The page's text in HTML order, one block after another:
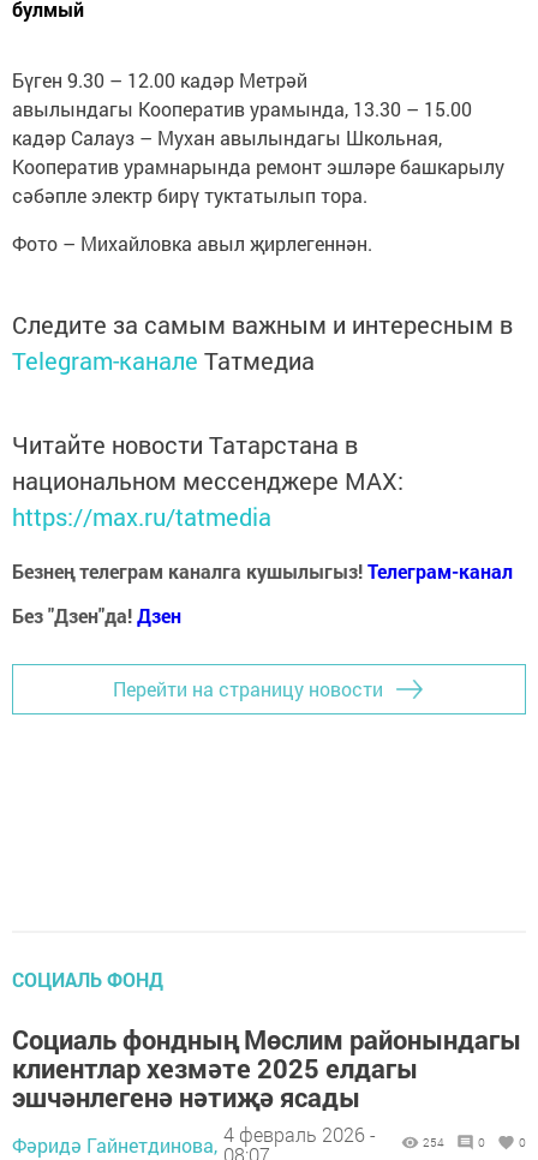
булмый
Бүген 9.30 – 12.00 кадәр Метрәй
авылындагы Кооператив урамында, 13.30 – 15.00
кадәр Салауз – Мухан авылындагы Школьная,
Кооператив урамнарында ремонт эшләре башкарылу
сәбәпле электр бирү туктатылып тора.
Фото – Михайловка авыл җирлегеннән.
Следите за самым важным и интересным в
Telegram-канале Татмедиа
Читайте новости Татарстана в
национальном мессенджере MАХ:
https://max.ru/tatmedia
Безнең телеграм каналга кушылыгыз!Телеграм-канал
Без "Дзен"да!Дзен
Перейти на страницу новости
СОЦИАЛЬ ФОНД
Социаль фондның Мөслим районындагы
клиентлар хезмәте 2025 елдагы
эшчәнлегенә нәтиҗә ясады
Фәридә Гайнетдинова, 4 февраль 2026 -
08:07
254 0 0